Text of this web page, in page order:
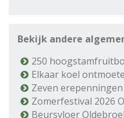
Bekijk andere
250
Elkaar koel
Zeven
Zomerfestival 2026
Beursvloer